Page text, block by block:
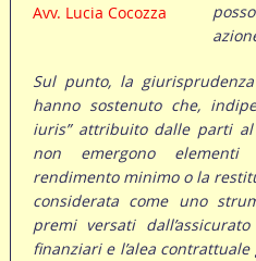
Avv. Lucia Cocozza
Sul punto, la
hanno sostenuto che,
iuris” attribuito dalle parti
non emergono elementi
rendimento minimo o la
considerata come uno
premi versati
finanziari e l’alea